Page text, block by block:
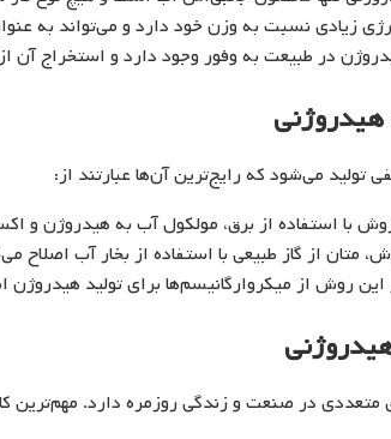
زیادی نسبت به وزن خود دارد و می‌تواند به
در طبیعت به وفور وجود دارد و استخراج آن
می‌شود که رایج‌ترین آن‌ها عبارتند از:
با استفاده از برق، مولکول آب به هیدروژن و
متان از گاز طبیعی با استفاده از بخار آب اصلاح
این روش از میکروارگانیسم‌ها برای تولید
در صنعت و زندگی روزمره دارد. مهم‌ترین